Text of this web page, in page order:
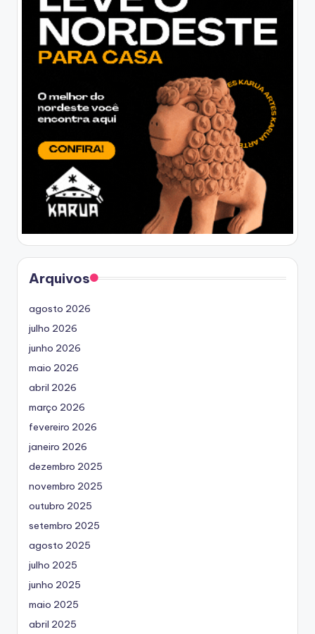
Arquivos
agosto 2026
julho 2026
junho 2026
maio 2026
abril 2026
março 2026
fevereiro 2026
janeiro 2026
dezembro 2025
novembro 2025
outubro 2025
setembro 2025
agosto 2025
julho 2025
junho 2025
maio 2025
abril 2025